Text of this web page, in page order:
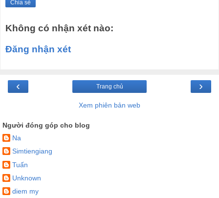
Chia sẻ
Không có nhận xét nào:
Đăng nhận xét
‹ ›
Trang chủ
Xem phiên bản web
Người đóng góp cho blog
Na
Simtiengiang
Tuấn
Unknown
diem my